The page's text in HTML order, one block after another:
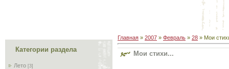
Категории раздела
Лето [3]
Главная » 2007 » Февраль » 28 » Мои
Мои стихи...